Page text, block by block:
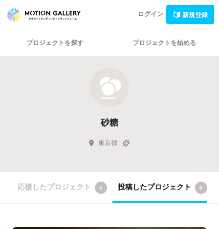
ログイン 新規登録
プロジェクトを探す プロジェクトを始める
砂糖
東京都
応援したプロジェクト 4 投稿したプロジェクト 0